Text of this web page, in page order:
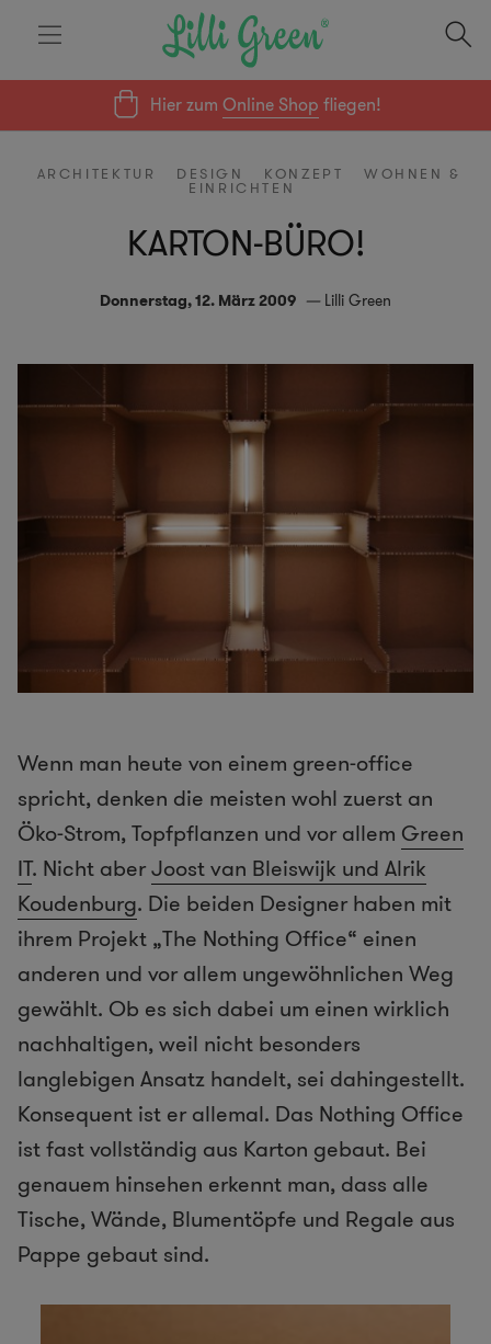
Hier zumOnline Shop fliegen!
ARCHITEKTUR DESIGN KONZEPT WOHNEN &
EINRICHTEN
KARTON-BÜRO!
Donnerstag, 12. März 2009 Lilli Green
Wenn man heute von einem green-office
spricht, denken die meisten wohl zuerst an
Öko-Strom, Topfpflanzen und vor allem Green
IT. Nicht aberJoost van Bleiswijk und Alrik
Koudenburg. Die beiden Designer haben mit
ihrem Projekt „The Nothing Office“ einen
anderen und vor allem ungewöhnlichen Weg
gewählt. Ob es sich dabei um einen wirklich
nachhaltigen, weil nicht besonders
langlebigen Ansatz handelt, sei dahingestellt.
Konsequent ist er allemal. Das Nothing Office
ist fast vollständig aus Karton gebaut. Bei
genauem hinsehen erkennt man, dass alle
Tische, Wände, Blumentöpfe und Regale aus
Pappe gebaut sind.